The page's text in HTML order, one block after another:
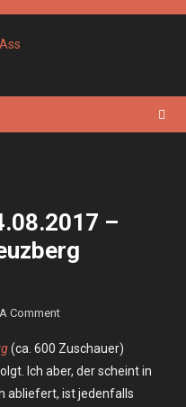
–
CommentOn
(Ty)
–
Do.
(ca. 600 Zuschauer)
Ich aber, der scheint in
abliefert, ist jedenfalls